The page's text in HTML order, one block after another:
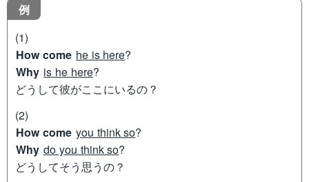
例
(1)
How come he is here?
Why is he here?
どうして彼がここにいるの？
(2)
How come you think so?
Why do you think so?
どうしてそう思うの？